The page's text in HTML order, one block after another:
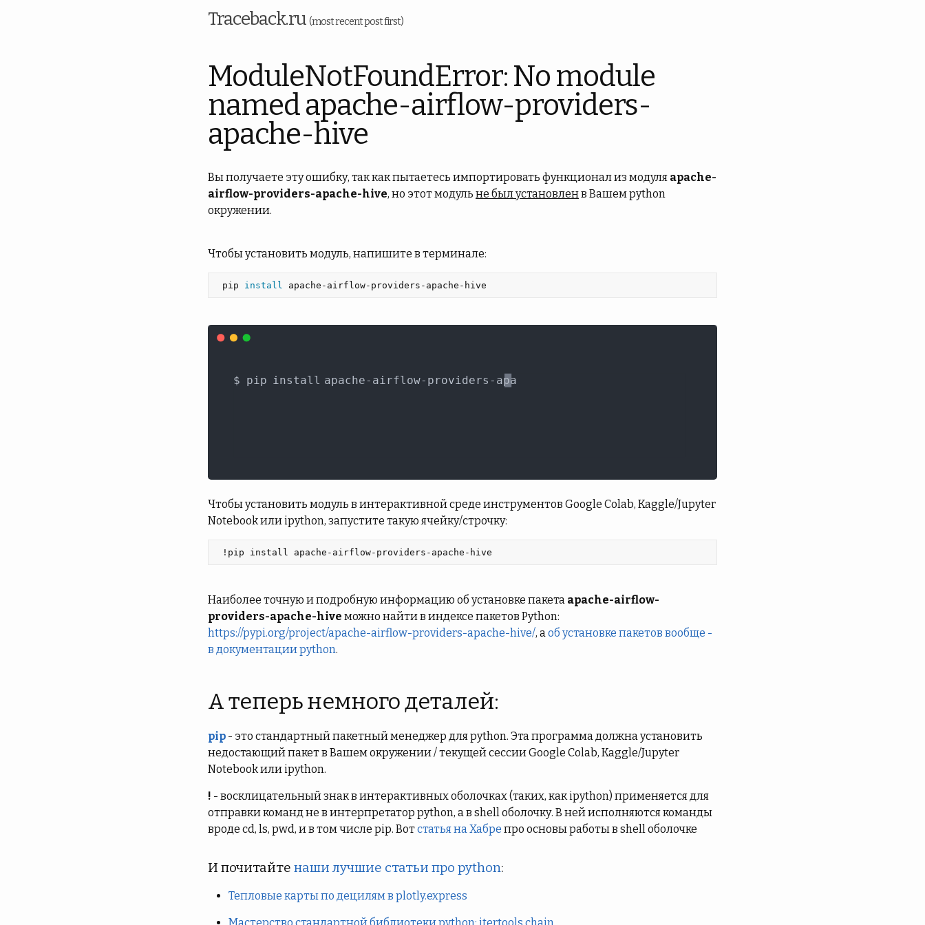
Traceback.ru (most recent post first)
ModuleNotFoundError: No module
named apache-airflow-providers-
apache-hive
Вы получаете эту ошибку, так как пытаетесь импортировать функционал из модуля apache-
airflow-providers-apache-hive, но этот модуль не был установленв Вашем python
окружении.
Чтобы установить модуль, напишите в терминале:
pip install apache-airflow-providers-apache-hive
Чтобы установить модуль в интерактивной среде инструментов Google Colab, Kaggle/Jupyter
Notebook или ipython, запустите такую ячейку/строчку:
!pip install apache-airflow-providers-apache-hive
Наиболее точную и подробную информацию об установке пакета apache-airflow-
providers-apache-hive можно найти в индексе пакетов Python:
https://pypi.org/project/apache-airflow-providers-apache-hive/, аоб установке пакетов вообще -
в документации python.
А теперь немного деталей:
pip - это стандартный пакетный менеджер для python. Эта программа должна установить
недостающий пакет в Вашем окружении / текущей сессии Google Colab, Kaggle/Jupyter
Notebook или ipython.
! - восклицательный знак в интерактивных оболочках (таких, как ipython) применяется для
отправки команд не в интерпретатор python, а в shell оболочку. В ней исполняются команды
вроде cd, ls, pwd, и в том числе pip. Вотстатья на Хабре про основы работы в shell оболочке
И почитайте наши лучшие статьи про python:
Тепловые карты по децилям в plotly.express